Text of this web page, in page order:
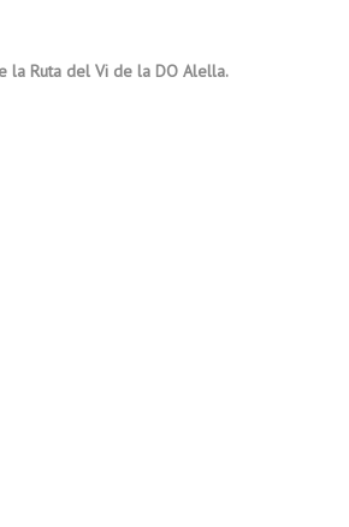
la Ruta del Vi de la DO Alella.